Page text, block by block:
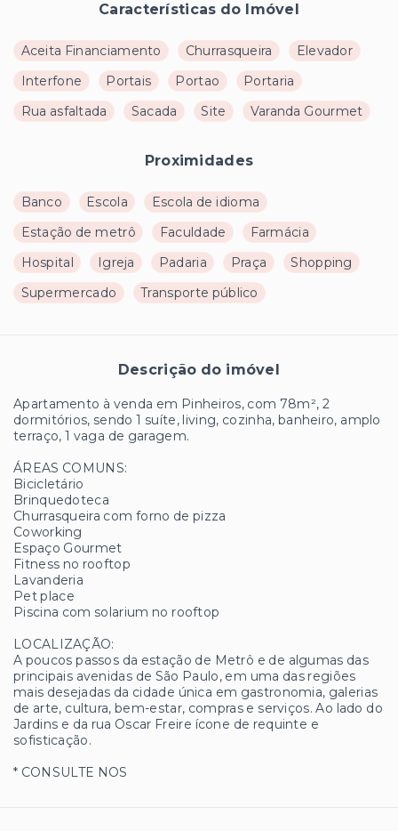
Características do Imóvel
Aceita Financiamento Churrasqueira
Elevador
Interfone
Portais Portao
Portaria
Rua asfaltada
Sacada Site Varanda Gourmet
Proximidades
Banco Escola
Escola de idioma
Estação de metrô
Faculdade
Farmácia
Hospital
Igreja Padaria Praça
Shopping
Supermercado
Transporte público
Descrição do imóvel
Apartamento à venda em Pinheiros, com 78m², 2
dormitórios, sendo 1 suíte, living, cozinha, banheiro, amplo
terraço, 1 vaga de garagem.
ÁREAS COMUNS:
Bicicletário
Brinquedoteca
Churrasqueira com forno de pizza
Coworking
Espaço Gourmet
Fitness no rooftop
Lavanderia
Pet place
Piscina com solarium no rooftop
LOCALIZAÇÃO:
A poucos passos da estação de Metrô e de algumas das
principais avenidas de São Paulo, em uma das regiões
mais desejadas da cidade única em gastronomia, galerias
de arte, cultura, bem-estar, compras e serviços. Ao lado do
Jardins e da rua Oscar Freire ícone de requinte e
sofisticação.
* CONSULTE NOS